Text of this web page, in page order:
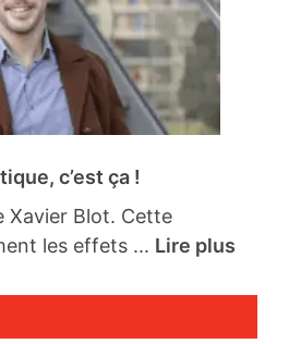
c’est ça !
Xavier Blot. Cette
les effets ... Lire plus